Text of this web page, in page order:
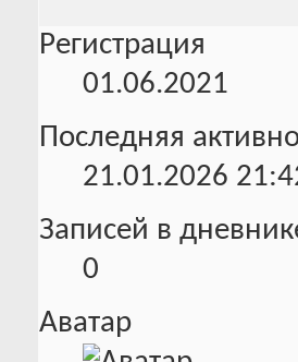
Регистрация
01.06.2021
Последняя
21.01.2026
Записей в
0
Аватар